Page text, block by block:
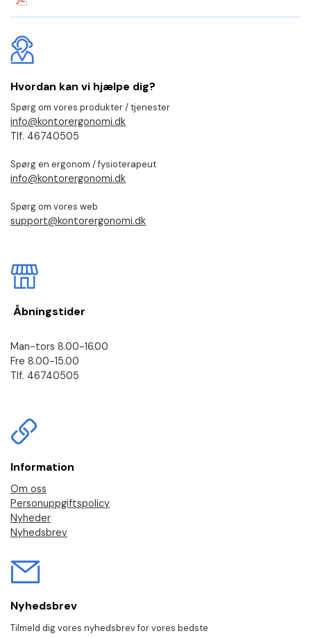
Hvordan kan vi hjælpe dig?
Spørg om vores produkter / tjenester
info@kontorergonomi.dk
Tlf. 46740505
Spørg en ergonom / fysioterapeut
info@kontorergonomi.dk
Spørg om vores web
support@kontorergonomi.dk
Åbningstider
Man-tors 8.00-16.00
Fre 8.00-15.00
Tlf. 46740505
Information
Om oss
Personuppgiftspolicy
Nyheder
Nyhedsbrev
Nyhedsbrev
Tilmeld dig vores nyhedsbrev for vores bedste